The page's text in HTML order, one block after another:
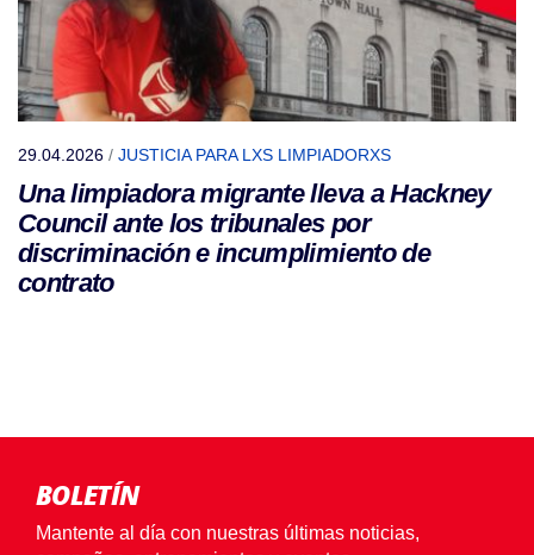
29.04.2026 / JUSTICIA PARA LXS LIMPIADORXS
Una limpiadora migrante lleva a Hackney
Council ante los tribunales por
discriminación e incumplimiento de
contrato
BOLETÍN
Mantente al día con nuestras últimas noticias,